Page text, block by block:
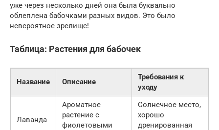
уже через несколько дней она была буквально
облеплена бабочками разных видов. Это было
невероятное зрелище!
Таблица: Растения для бабочек
Название Описание
Требования к
уходу
Лаванда
Ароматное
растение с
фиолетовыми
Солнечное место,
хорошо
дренированная